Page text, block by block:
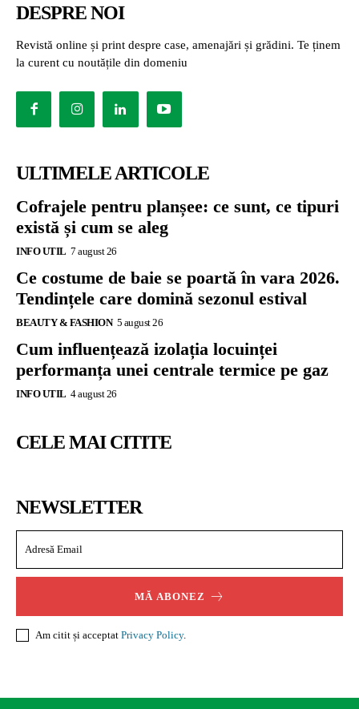
DESPRE NOI
Revistă online și print despre case, amenajări și grădini. Te ținem
la curent cu noutățile din domeniu
ULTIMELE ARTICOLE
Cofrajele pentru planșee: ce sunt, ce tipuri
există și cum se aleg
INFO UTIL 7 august 26
Ce costume de baie se poartă în vara 2026.
Tendințele care domină sezonul estival
BEAUTY & FASHION 5 august 26
Cum influențează izolația locuinței
performanța unei centrale termice pe gaz
INFO UTIL 4 august 26
CELE MAI CITITE
NEWSLETTER
MĂ ABONEZ
Am citit și acceptat Privacy Policy.